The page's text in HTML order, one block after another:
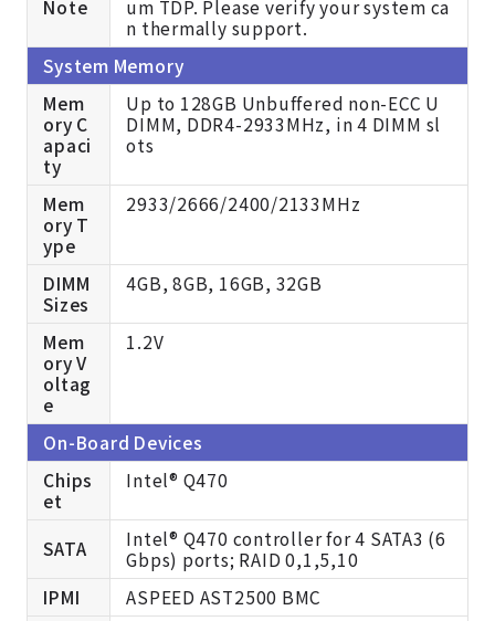
Note
um TDP. Please verify your system ca
n thermally support.
System Memory
Mem
ory C
apaci
ty
Up to 128GB Unbuffered non-ECC U
DIMM, DDR4-2933MHz, in 4 DIMM sl
ots
Mem
ory T
ype
2933/2666/2400/2133MHz
DIMM
Sizes
4GB, 8GB, 16GB, 32GB
Mem
ory V
oltag
e
1.2V
On-Board Devices
Chips
et
Intel® Q470
SATA
Intel® Q470 controller for 4 SATA3 (6
Gbps) ports; RAID 0,1,5,10
IPMI
ASPEED AST2500 BMC